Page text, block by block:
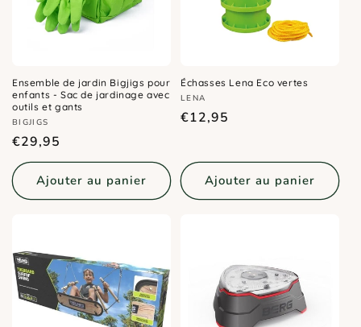
Ensemble de jardin Bigjigs pour
enfants - Sac de jardinage avec
outils et gants
Distributeur :
BIGJIGS
Prix
habituel
€29,95
Ajouter au panier
Échasses Lena Eco vertes
Distributeur :
LENA
Prix
€12,95
Ajouter au panier